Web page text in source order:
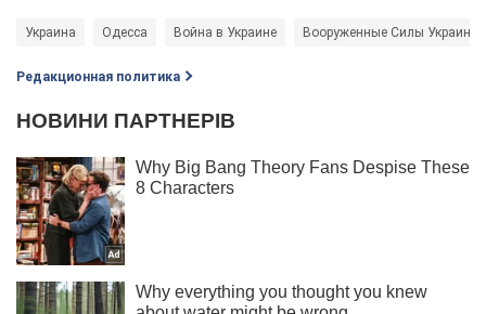
Украина Одесса Война в Украине Вооруженные Силы Украины
Редакционная политика